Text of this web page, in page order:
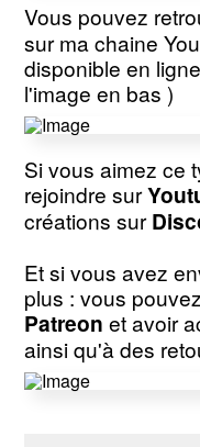
Vous pouvez
sur ma chaine
disponible en
l'image en bas )
Si vous aimez ce
rejoindre sur
créations sur
Et si vous avez
plus : vous
Patreon et avoir
ainsi qu'à des